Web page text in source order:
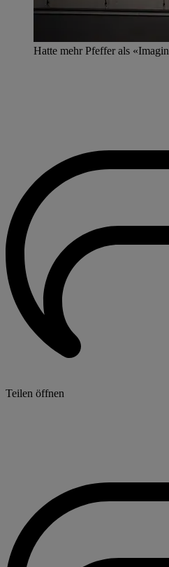
Hatte mehr Pfeffer als
Teilen öffnen